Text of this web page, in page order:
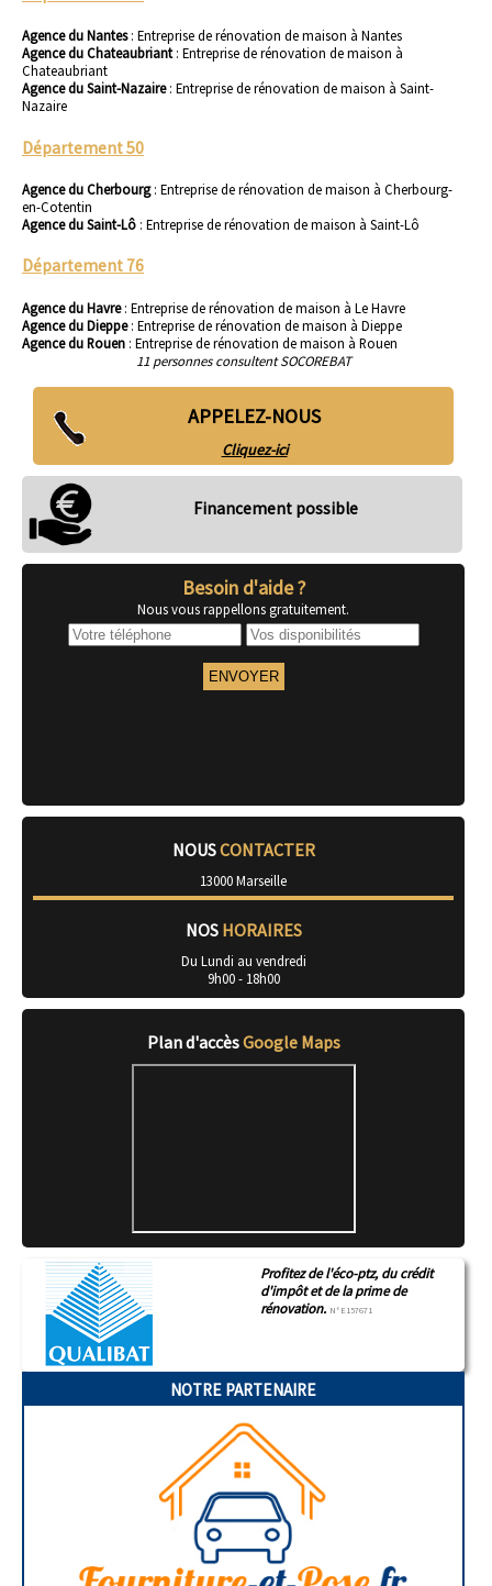
Agence du Nantes: Entreprise de rénovation de maison à Nantes
Agence du Chateaubriant: Entreprise de rénovation de maison à
Chateaubriant
Agence du Saint-Nazaire: Entreprise de rénovation de maison à Saint-
Nazaire
Département 50
Agence du Cherbourg: Entreprise de rénovation de maison à Cherbourg-
en-Cotentin
Agence du Saint-Lô : Entreprise de rénovation de maison à Saint-Lô
Département 76
Agence du Havre: Entreprise de rénovation de maison à Le Havre
Agence du Dieppe: Entreprise de rénovation de maison à Dieppe
Agence du Rouen : Entreprise de rénovation de maison à Rouen
11 personnes consultent SOCOREBAT
APPELEZ-NOUS
Cliquez-ici
Financement possible
Besoin d'aide ?
Nous vous rappellons gratuitement.
NOUSCONTACTER
13000 Marseille
NOS HORAIRES
Du Lundi au vendredi
9h00 - 18h00
Plan d'accèsGoogle Maps
Profitez de l'éco-ptz, du crédit
d'impôt et de la prime de
rénovation. N°E157671
NOTRE PARTENAIRE